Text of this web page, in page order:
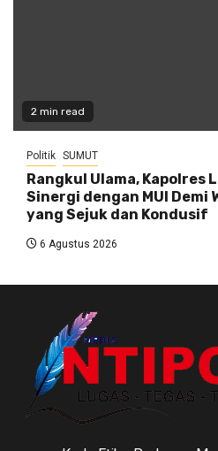
2 min read
Politik SUMUT
Rangkul Ulama, Kapolres
Sinergi dengan MUI Demi
yang Sejuk dan Kondusif
6 Agustus 2026